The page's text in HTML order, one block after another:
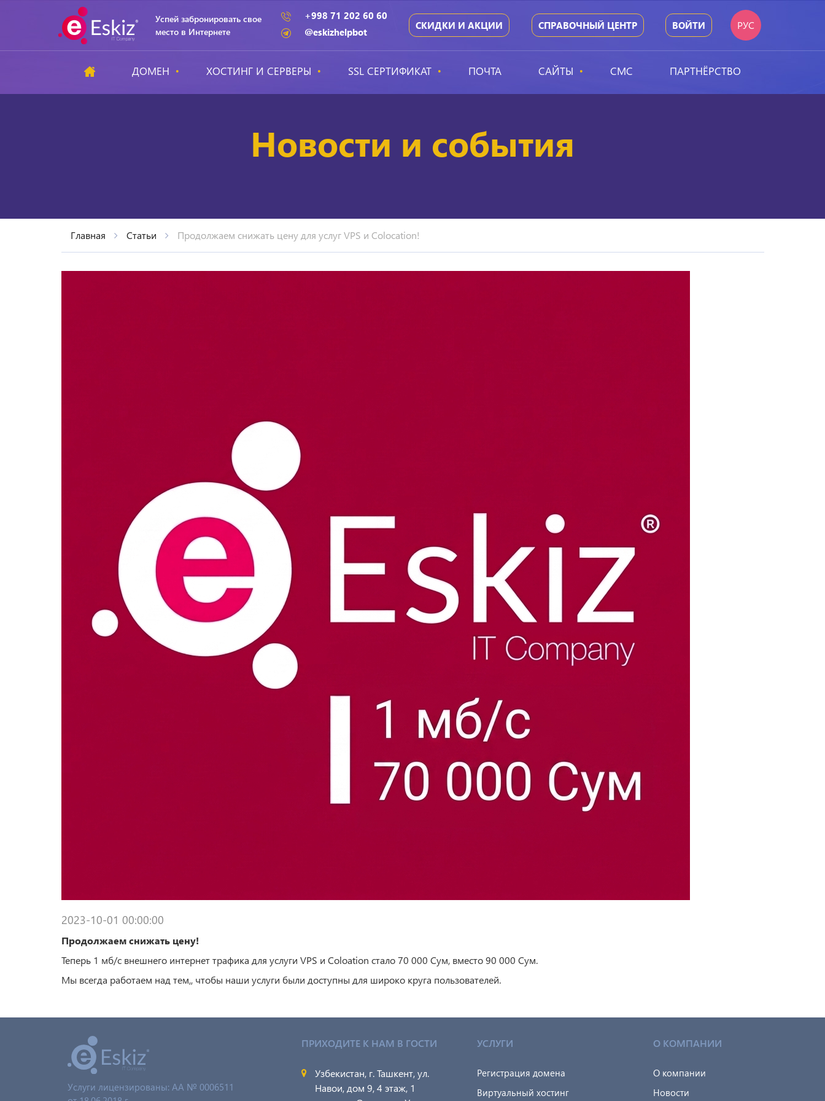
Успей забронировать свое
место в Интернете
+998 71 202 60 60
@eskizhelpbot
СКИДКИ И АКЦИИ СПРАВОЧНЫЙ ЦЕНТР ВОЙТИ РУС
ДОМЕН ХОСТИНГ И СЕРВЕРЫ SSL СЕРТИФИКАТ ПОЧТА САЙТЫ СМС ПАРТНЁРСТВО
Новости и события
Главная Статьи Продолжаем снижать цену для услуг VPS и Colocation!
2023-10-01 00:00:00
Продолжаем снижать цену!
Теперь 1 мб/c внешнего интернет трафика для услуги VPS и Coloation стало 70 000 Сум, вместо 90 000 Сум.
Мы всегда работаем над тем,, чтобы наши услуги были доступны для широко круга пользователей.
Услуги лицензированы: AA № 0006511
ПРИХОДИТЕ К НАМ В ГОСТИ
Узбекистан, г. Ташкент, ул.
Навои, дом 9, 4 этаж, 1
УСЛУГИ
Регистрация домена
Виртуальный хостинг
О КОМПАНИИ
О компании
Новости